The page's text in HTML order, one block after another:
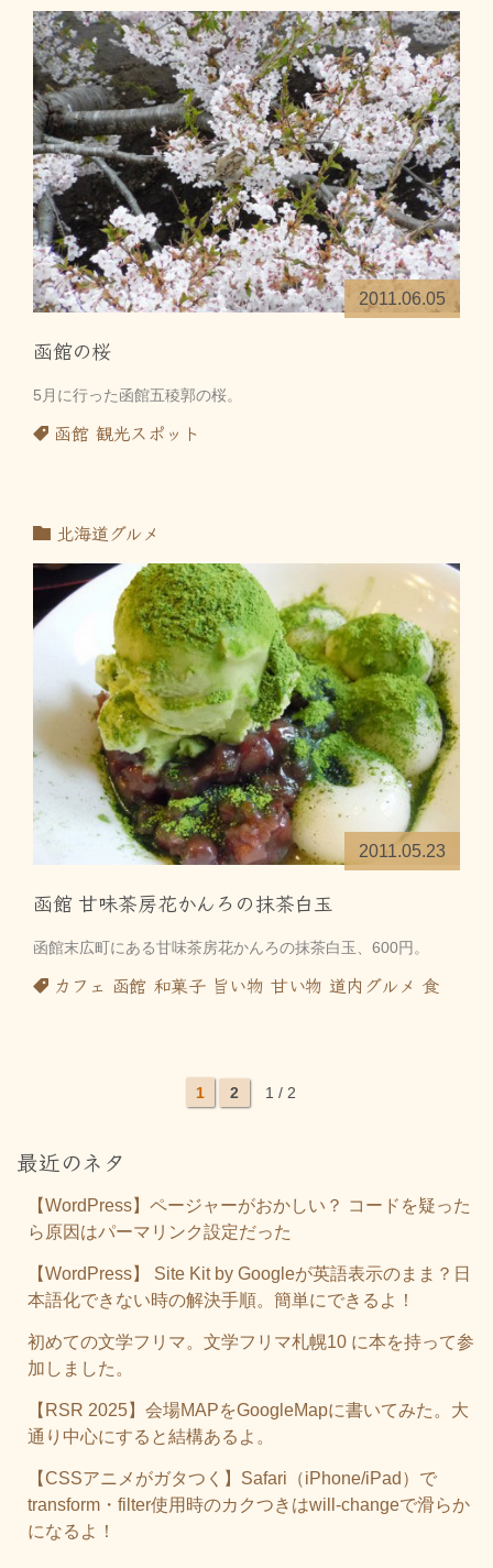
2011.06.05
函館の桜
5月に行った函館五稜郭の桜。
函館 観光スポット
北海道グルメ
2011.05.23
函館 甘味茶房花かんろの抹茶白玉
函館末広町にある甘味茶房花かんろの抹茶白玉、600円。
カフェ 函館 和菓子 旨い物 甘い物 道内グルメ 食
1 2 1 / 2
最近のネタ
【WordPress】ページャーがおかしい？ コードを疑った
ら原因はパーマリンク設定だった
【WordPress】 Site Kit by Googleが英語表示のまま？日
本語化できない時の解決手順。簡単にできるよ！
初めての文学フリマ。文学フリマ札幌10 に本を持って参
加しました。
【RSR 2025】会場MAPをGoogleMapに書いてみた。大
通り中心にすると結構あるよ。
【CSSアニメがガタつく】Safari（iPhone/iPad）で
transform・filter使用時のカクつきはwill-changeで滑らか
になるよ！